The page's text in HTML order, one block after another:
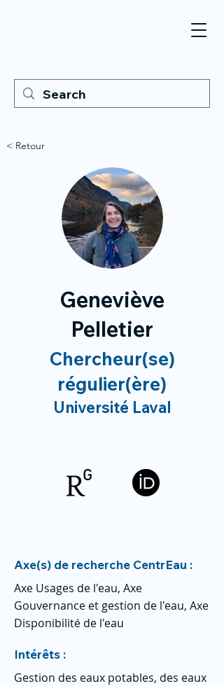
< Retour
Geneviève
Pelletier
Chercheur(se)
régulier(ère)
Université Laval
Axe(s) de recherche CentrEau :
Axe Usages de l'eau, Axe
Gouvernance et gestion de l'eau, Axe
Disponibilité de l'eau
Intérêts :
Gestion des eaux potables, des eaux